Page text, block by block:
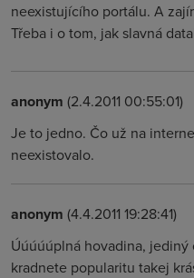
neexistujícího portálu. A
Třeba i o tom, jak slavná
anonym (2.4.2011 00:55:01)
Je to jedno. Čo už na
neexistovalo.
anonym (4.4.2011 19:28:41)
Úúúúúplná hovadina, jediný
kradnete popularitu takej